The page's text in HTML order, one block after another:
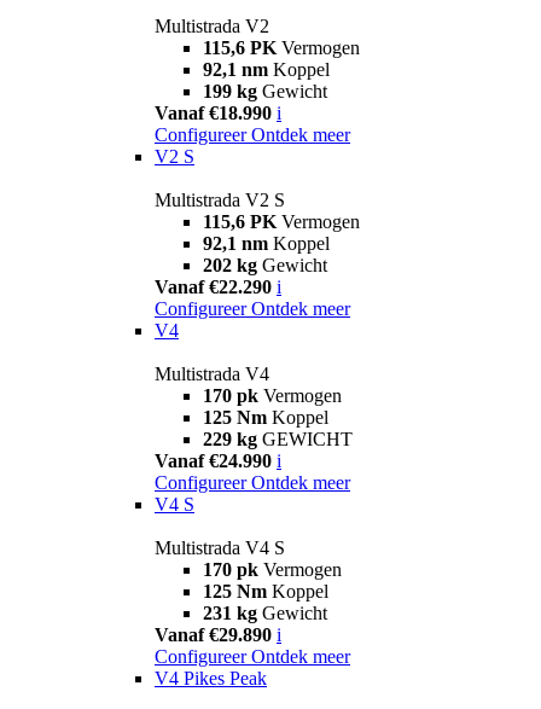
Multistrada V2
115,6 PK Vermogen
92,1 nm Koppel
199 kg Gewicht
Vanaf €18.990 i
Configureer Ontdek meer
V2 S
Multistrada V2 S
115,6 PK Vermogen
92,1 nm Koppel
202 kg Gewicht
Vanaf €22.290 i
Configureer Ontdek meer
V4
Multistrada V4
170 pk Vermogen
125 Nm Koppel
229 kg GEWICHT
Vanaf €24.990 i
Configureer Ontdek meer
V4 S
Multistrada V4 S
170 pk Vermogen
125 Nm Koppel
231 kg Gewicht
Vanaf €29.890 i
Configureer Ontdek meer
V4 Pikes Peak